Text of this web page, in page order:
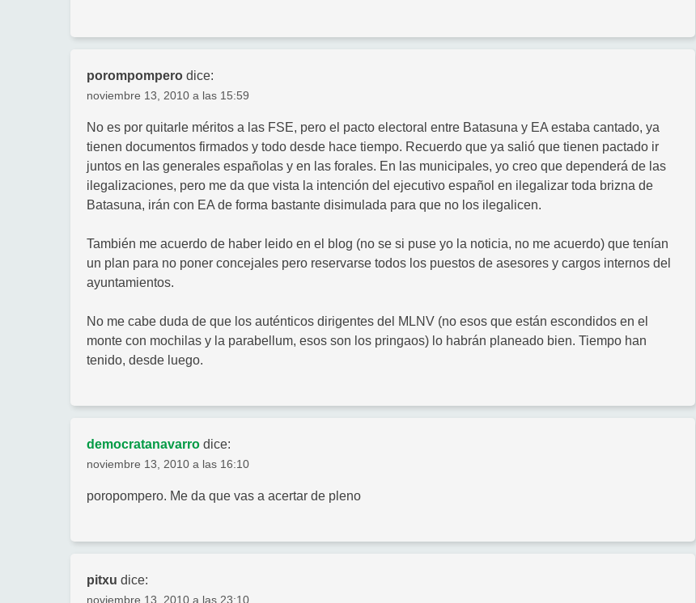
porompompero dice:
noviembre 13, 2010 a las 15:59
No es por quitarle méritos a las FSE, pero el pacto electoral entre Batasuna y EA estaba cantado, ya
tienen documentos firmados y todo desde hace tiempo. Recuerdo que ya salió que tienen pactado ir
juntos en las generales españolas y en las forales. En las municipales, yo creo que dependerá de las
ilegalizaciones, pero me da que vista la intención del ejecutivo español en ilegalizar toda brizna de
Batasuna, irán con EA de forma bastante disimulada para que no los ilegalicen.
También me acuerdo de haber leido en el blog (no se si puse yo la noticia, no me acuerdo) que tenían
un plan para no poner concejales pero reservarse todos los puestos de asesores y cargos internos del
ayuntamientos.
No me cabe duda de que los auténticos dirigentes del MLNV (no esos que están escondidos en el
monte con mochilas y la parabellum, esos son los pringaos) lo habrán planeado bien. Tiempo han
tenido, desde luego.
democratanavarro dice:
noviembre 13, 2010 a las 16:10
poropompero. Me da que vas a acertar de pleno
pitxu dice:
noviembre 13, 2010 a las 23:10